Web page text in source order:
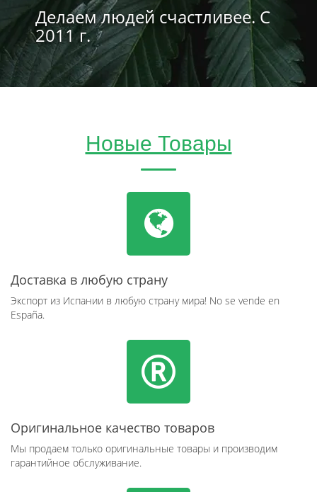
Делаем людей счастливее. С
2011 г.
Новые Товары
Доставка в любую страну
Экспорт из Испании в любую страну мира! No se vende en
España.
Оригинальное качество товаров
Мы продаем только оригинальные товары и производим
гарантийное обслуживание.